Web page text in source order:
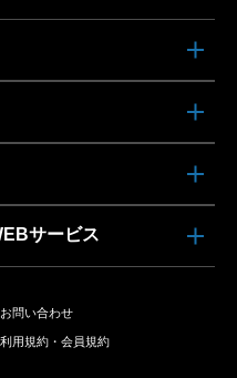
サービス
お問い合わせ
利用規約・会員規約